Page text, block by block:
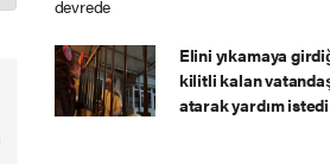
Elini yıkamaya
kilitli kalan
atarak yardım istedi